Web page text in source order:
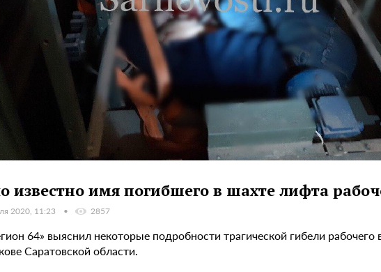
известно имя погибшего в шахте лифта
2020, 11:23 2857
64» выяснил некоторые подробности трагической гибели
Саратовской области.